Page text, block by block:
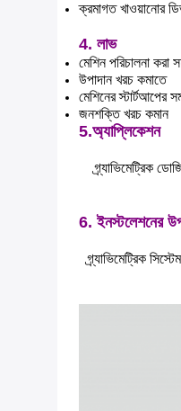
ক্রমাগত খাওয়ানোর
4. লাভ
মেশিন পরিচালনা করা
উপাদান খরচ কমাতে
মেশিনের স্টার্টআপের
জনশক্তি খরচ কমান
5.অ্যাপ্লিকেশন
গ্র্যাভিমেট্রিক
6. ইনস্টলেশনের
গ্র্যাভিমেট্রিক